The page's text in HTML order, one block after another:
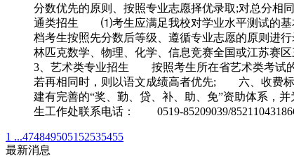
分数优先的原则、按照专业志愿择优录取;对总分
通类招生 ⑴考生应满足我校对学业水平测试的基
档考生按照先分数后等级、遵循专业志愿的原则
林匹克数学、物理、化学、信息竞赛全国或江苏赛
3、艺术类专业招生 按照考生所在省艺术类考试的
若再相同时，则以语文成绩高者优先; 六、收费
建有完善的“奖、勤、贷、补、助、免”资助体
生工作处联系电话： 0519-85209039/
1 ...4748495051 52535455
最新消息